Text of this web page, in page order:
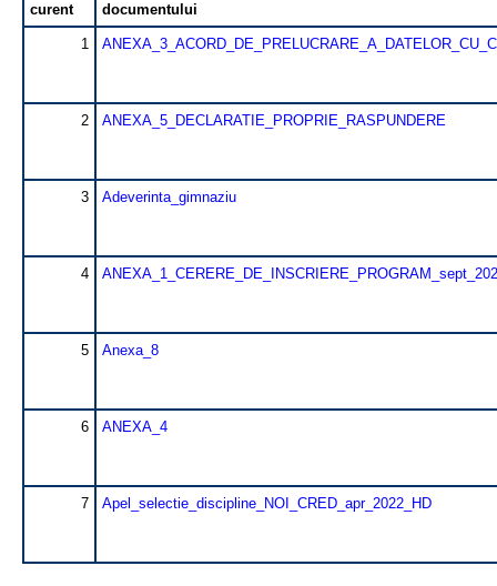
curent
documentului
1
2 ANEXA_5_DECLARATIE_PROPRIE_RASPUNDERE
3 Adeverinta_gimnaziu
4
5 Anexa_8
6 ANEXA_4
7 Apel_selectie_discipline_NOI_CRED_apr_2022_HD